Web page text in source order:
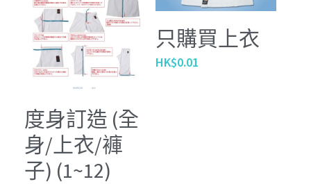
度身訂造 (全
身/上衣/褲
子) (1~12)
只購買上衣
HK$0.01